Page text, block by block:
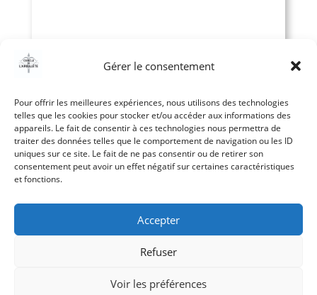
Gérer le consentement
Pour offrir les meilleures expériences, nous utilisons des technologies
telles que les cookies pour stocker et/ou accéder aux informations des
appareils. Le fait de consentir à ces technologies nous permettra de
traiter des données telles que le comportement de navigation ou les ID
uniques sur ce site. Le fait de ne pas consentir ou de retirer son
consentement peut avoir un effet négatif sur certaines caractéristiques
et fonctions.
Accepter
Refuser
Voir les préférences
Compact Gym et le relais de la flamme
lire la suite
Mentions Légales